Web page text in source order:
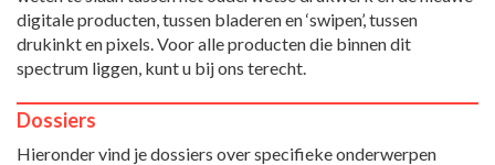
digitale producten, tussen bladeren en ‘swipen’, tussen
drukinkt en pixels. Voor alle producten die binnen dit
spectrum liggen, kunt u bij ons terecht.
Dossiers
Hieronder vind je dossiers over specifieke onderwerpen